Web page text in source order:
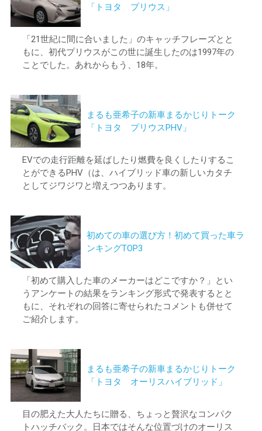
「トヨタ プリウス」
「21世紀に間に合いました」のキャッチフレーズとと
もに、初代プリウスがこの世に誕生したのは1997年の
ことでした。あれからもう、18年。
まるも亜希子の新車まるかじりトーク
「トヨタ プリウスPHV」
EVでの走行距離を延ばしたり燃費を良くしたりするこ
とができるPHV（は、ハイブリッド車の新しいカタチ
としてジワジワと増えつつあります。
初めての車の選び方！初めて買った車ラ
ンキングTOP3
「初めて購入した車のメーカーはどこですか？」とい
うアンケートの結果をランキング形式で発表するとと
もに、それぞれの回答に寄せられたコメントも併せて
ご紹介します。
まるも亜希子の新車まるかじりトーク
「トヨタ オーリスハイブリッド」
目の肥えた大人たちに贈る、ちょっと贅沢なコンパク
トハッチバック。日本ではそんな位置づけのオーリス